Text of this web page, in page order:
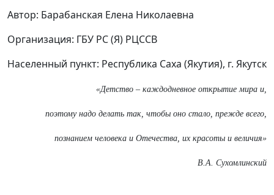
Автор: Барабанская Елена Николаевна
Организация: ГБУ РС (Я) РЦССВ
Населенный пункт: Республика Саха (Якутия), г. Якутск
«Детство – каждодневное открытие мира и,
поэтому надо делать так, чтобы оно стало, прежде всего,
познанием человека и Отечества, их красоты и величия»
В.А. Сухомлинский